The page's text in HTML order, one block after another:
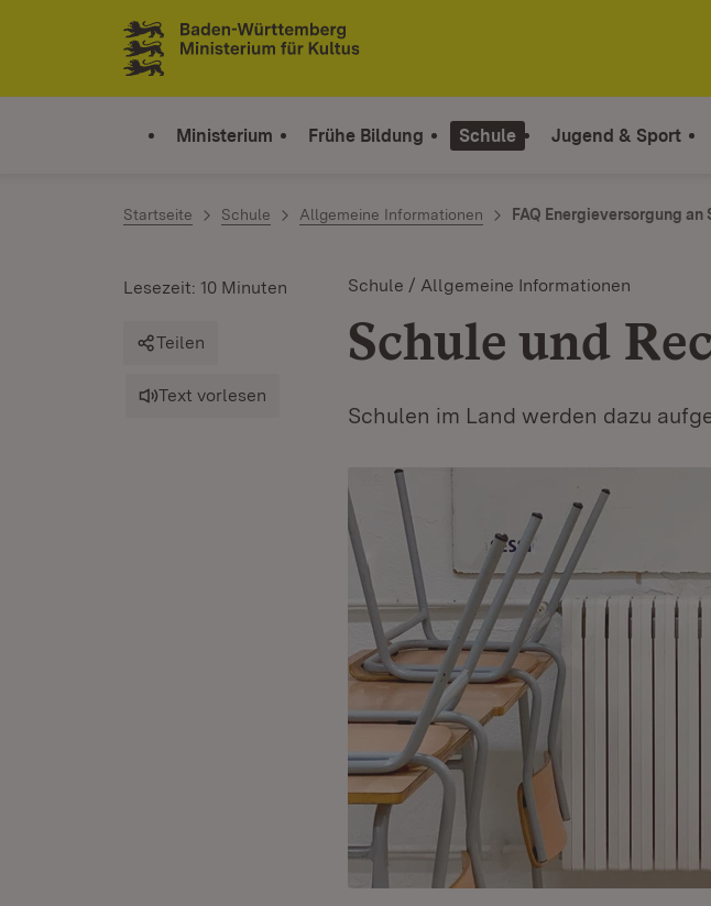
Zum Inhalt springen
Link zur Startseite
Ministerium Frühe Bildung Schule Jugend & Sport
Startseite Schule Allgemeine Informationen FAQ Energieversorgung
Schule / Allgemeine Informationen
Schule und
Schulen im Land werden dazu
Lesezeit: 10 Minuten
Teilen
Text vorlesen